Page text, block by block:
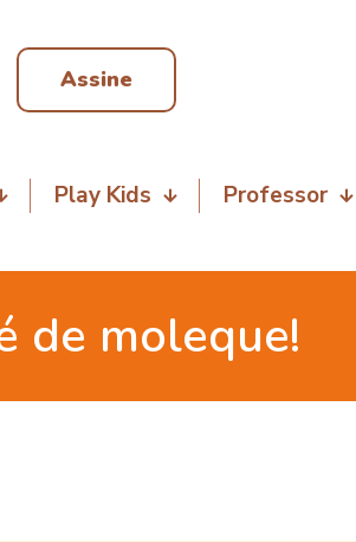
Assine
Play Kids
Professor
de moleque!